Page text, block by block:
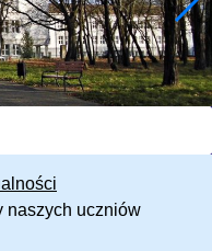
naszych uczniów